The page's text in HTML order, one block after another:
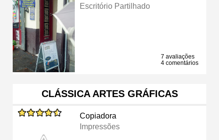
Escritório Partilhado
7 avaliações
4 comentários
CLÁSSICA ARTES GRÁFICAS
Copiadora
Impressões